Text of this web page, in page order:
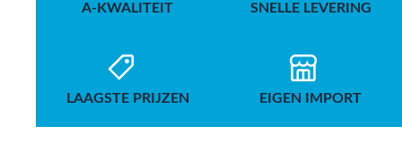
A-KWALITEIT SNELLE LEVERING
LAAGSTE PRIJZEN EIGEN IMPORT